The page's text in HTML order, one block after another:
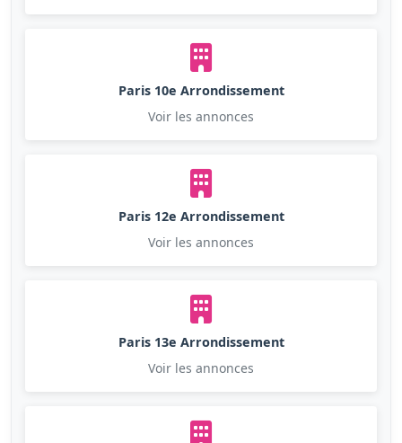
Paris 10e Arrondissement
Voir les annonces
Paris 12e Arrondissement
Voir les annonces
Paris 13e Arrondissement
Voir les annonces